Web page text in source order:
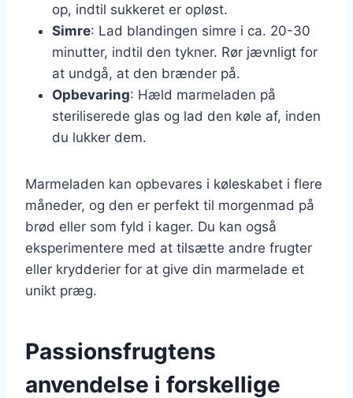
op, indtil sukkeret er opløst.
Simre: Lad blandingen simre i ca. 20-30
minutter, indtil den tykner. Rør jævnligt for
at undgå, at den brænder på.
Opbevaring: Hæld marmeladen på
steriliserede glas og lad den køle af, inden
du lukker dem.
Marmeladen kan opbevares i køleskabet i flere
måneder, og den er perfekt til morgenmad på
brød eller som fyld i kager. Du kan også
eksperimentere med at tilsætte andre frugter
eller krydderier for at give din marmelade et
unikt præg.
Passionsfrugtens
anvendelse i forskellige